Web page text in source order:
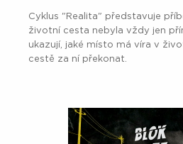
Cyklus "Realita" představuje
životní cesta nebyla vždy jen
ukazují, jaké místo má víra v
cestě za ní překonat.